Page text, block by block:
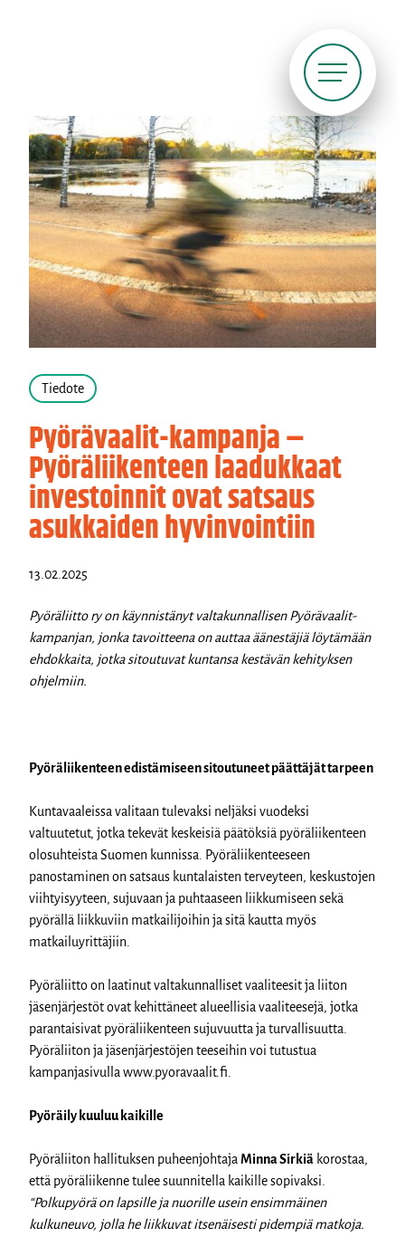
Tiedote
Pyörävaalit-kampanja –
Pyöräliikenteen laadukkaat
investoinnit ovat satsaus
asukkaiden hyvinvointiin
13.02.2025
Pyöräliitto ry on käynnistänyt valtakunnallisen Pyörävaalit-
kampanjan, jonka tavoitteena on auttaa äänestäjiä löytämään
ehdokkaita, jotka sitoutuvat kuntansa kestävän kehityksen
ohjelmiin.
Pyöräliikenteen edistämiseen sitoutuneet päättäjät tarpeen
Kuntavaaleissa valitaan tulevaksi neljäksi vuodeksi
valtuutetut, jotka tekevät keskeisiä päätöksiä pyöräliikenteen
olosuhteista Suomen kunnissa. Pyöräliikenteeseen
panostaminen on satsaus kuntalaisten terveyteen, keskustojen
viihtyisyyteen, sujuvaan ja puhtaaseen liikkumiseen sekä
pyörällä liikkuviin matkailijoihin ja sitä kautta myös
matkailuyrittäjiin.
Pyöräliitto on laatinut valtakunnalliset vaaliteesit ja liiton
jäsenjärjestöt ovat kehittäneet alueellisia vaaliteesejä, jotka
parantaisivat pyöräliikenteen sujuvuutta ja turvallisuutta.
Pyöräliiton ja jäsenjärjestöjen teeseihin voi tutustua
kampanjasivulla www.pyoravaalit.fi.
Pyöräily kuuluu kaikille
Pyöräliiton hallituksen puheenjohtaja Minna Sirkiä korostaa,
että pyöräliikenne tulee suunnitella kaikille sopivaksi.
“Polkupyörä on lapsille ja nuorille usein ensimmäinen
kulkuneuvo, jolla he liikkuvat itsenäisesti pidempiä matkoja.